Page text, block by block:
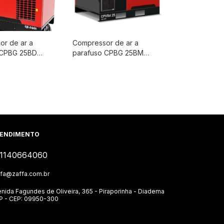
de ar a
25BD
Compressor de ar a
parafuso CPBG 25BM
Fagundes de Oliveira, 365 - Piraporinha - Diadema
- CEP: 09950-300